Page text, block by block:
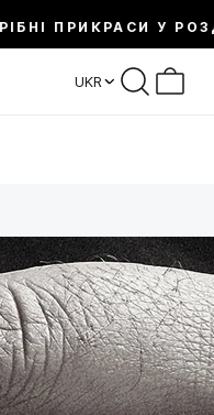
У РОЗДІЛІ
UKR